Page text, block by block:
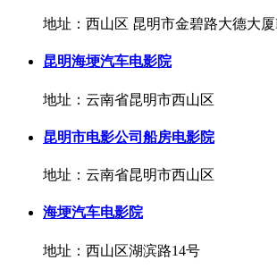
地址：西山区 昆明市金碧路大德大厦
昆明海埂汽车电影院
地址：云南省昆明市西山区
昆明市电影公司船房电影院
地址：云南省昆明市西山区
海埂汽车电影院
地址：西山区湖滨路14号